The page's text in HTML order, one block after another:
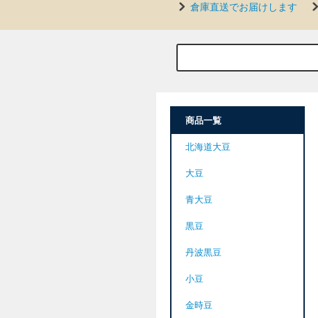
倉庫直送でお届けします
商品一覧
北海道大豆
大豆
青大豆
黒豆
丹波黒豆
小豆
金時豆